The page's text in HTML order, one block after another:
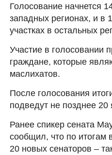
Голосование начнется
западных регионах, и в
участках в остальных
Участие в голосовании
граждане, которые
маслихатов.
После голосования
подведут не позднее 20
Ранее спикер сената
сообщил, что по итогам
20 новых сенаторов –